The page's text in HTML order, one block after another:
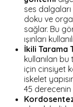
ses
doku ve
sağlar. Bu
ışınları
İkili Tarama
kullanılan
için cinsiyet
iskelet
45 derecenin